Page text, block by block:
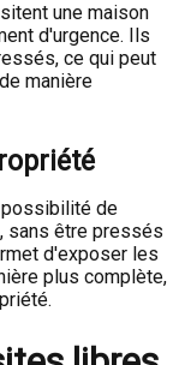
une maison
d'urgence. Ils
ce qui peut
manière
possibilité de
sans être pressés
d'exposer les
plus complète,